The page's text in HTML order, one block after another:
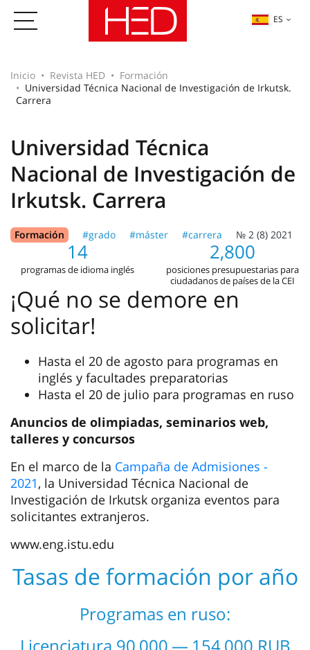
ES
Inicio Revista HED
Formación
Universidad Técnica Nacional de Investigación de Irkutsk.
Carrera
Universidad Técnica
Nacional de Investigación de
Irkutsk. Carrera
Formación #grado #máster #carrera № 2 (8) 2021
14
programas de idioma inglés
2,800
posiciones presupuestarias para
ciudadanos de países de la CEI
¡Qué no se demore en
solicitar!
Hasta el 20 de agosto para programas en
inglés y facultades preparatorias
Hasta el 20 de julio para programas en ruso
Anuncios de olimpiadas, seminarios web,
talleres y concursos
En el marco de la Campaña de Admisiones -
2021, la Universidad Técnica Nacional de
Investigación de Irkutsk organiza eventos para
solicitantes extranjeros.
www.eng.istu.edu
Tasas de formación por año
Programas en ruso: